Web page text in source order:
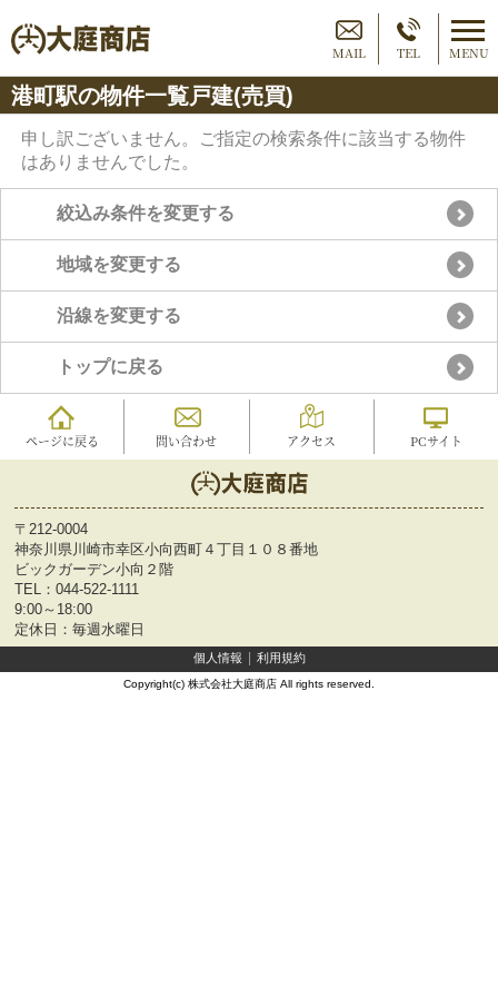
MAIL TEL MENU
港町駅の物件一覧戸建(売買)
申し訳ございません。ご指定の検索条件に該当する物件
はありませんでした。
絞込み条件を変更する
地域を変更する
沿線を変更する
トップに戻る
ページに戻る 問い合わせ アクセス PCサイト
〒212-0004
神奈川県川崎市幸区小向西町４丁目１０８番地
ビックガーデン小向２階
TEL： 044-522-1111
9:00～18:00
定休日：毎週水曜日
個人情報 利用規約
Copyright(c) 株式会社大庭商店 All rights reserved.